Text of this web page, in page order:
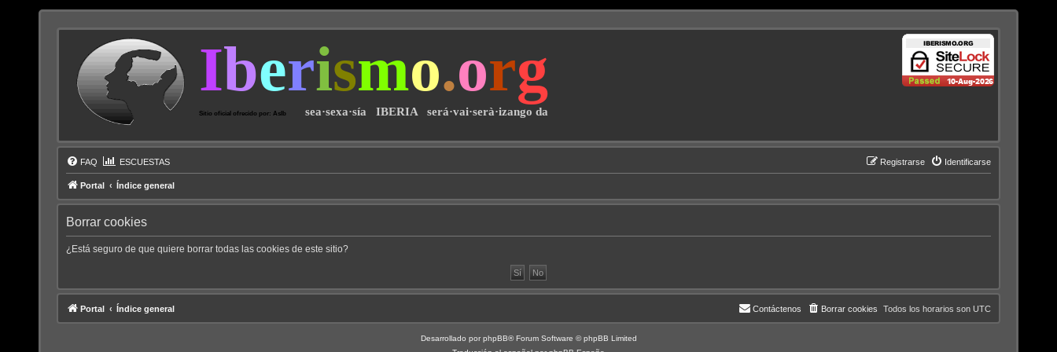
Iberismo.org
Sitio oficial ofrecido por: AsIb sea·sexa·sía IBERIA será·vai·serà·izango da
FAQ ESCUESTAS Identificarse
Registrarse
Portal Índice general
Borrar cookies
¿Está seguro de que quiere borrar todas las cookies de este sitio?
Portal Índice general Todos los horarios son UTC
Borrar cookies
Contáctenos
Desarrollado por phpBB® Forum Software © phpBB Limited